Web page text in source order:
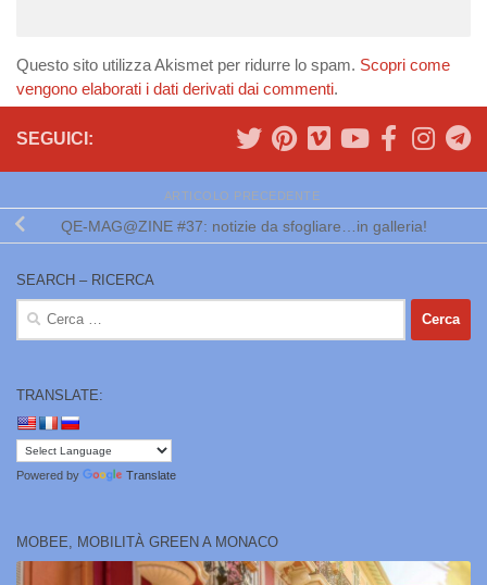
Questo sito utilizza Akismet per ridurre lo spam. Scopri come
vengono elaborati i dati derivati dai commenti.
SEGUICI:
ARTICOLO PRECEDENTE
QE-MAG@ZINE #37: notizie da sfogliare…in galleria!
SEARCH – RICERCA
Ricerca
TRANSLATE:
Powered by Translate
MOBEE, MOBILITÀ GREEN A MONACO